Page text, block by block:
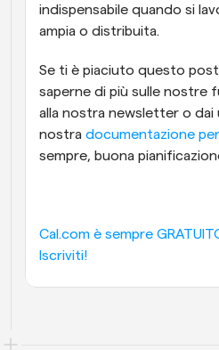
indispensabile quando si
ampia o distribuita.
Se ti è piaciuto questo
saperne di più sulle nostre
alla nostra newsletter o dai
nostra documentazione
sempre, buona
Cal.com è sempre
Iscriviti!